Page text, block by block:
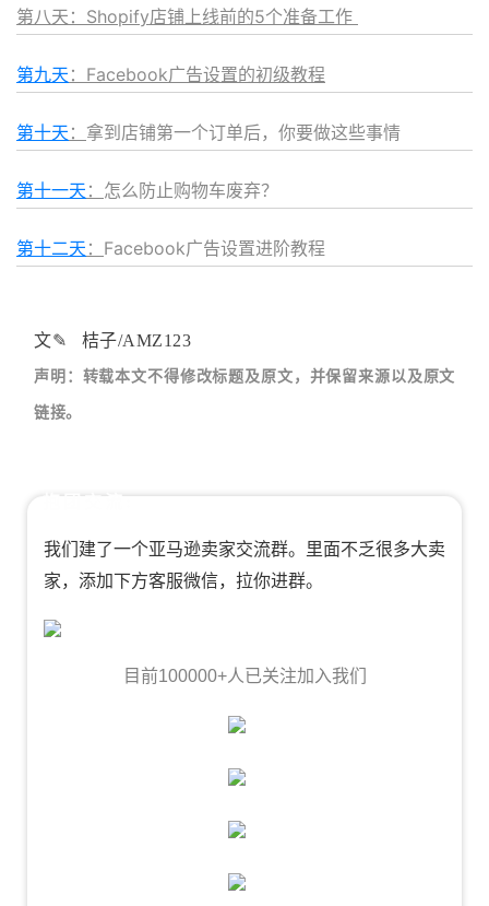
第八天 ：Shopify店铺上线前的5个准备工作
第九天 ：Facebook广告设置的初级教程
第十天 ： 拿到店铺第一个订单后，你要做这些事情
第十一天 ： 怎么防止购物车废弃？
第十二天 ： Facebook广告设置进阶教程
文✎ 桔子/AMZ123
声明：转载本文不得修改标题及原文，并保留来源以及原文
链接。
我们建了一个亚马逊卖家交流群。里面不乏很多大卖
家，添加下方客服微信，拉你进群。
目前100000+人已关注加入我们